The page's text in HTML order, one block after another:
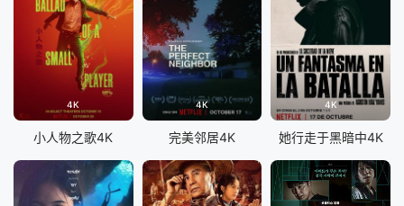
4K
小人物之歌4K
4K
完美邻居4K
4K
她行走于黑暗中4K